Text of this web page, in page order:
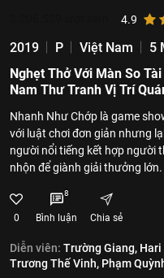
4.9
2019 P Việt Nam
5
Nghẹt Thở Với Màn So
Nam Thư Tranh Vị Trí
Nhanh Như Chớp là game
với luật chơi đơn giản nhưng
người nổi tiếng kết hợp người
nhộn để giành giải thưởng lớn.
0
8
Bình luận Chia sẻ
Diễn viên: Trường Giang, Hari
Trương Thế Vinh, Phạm